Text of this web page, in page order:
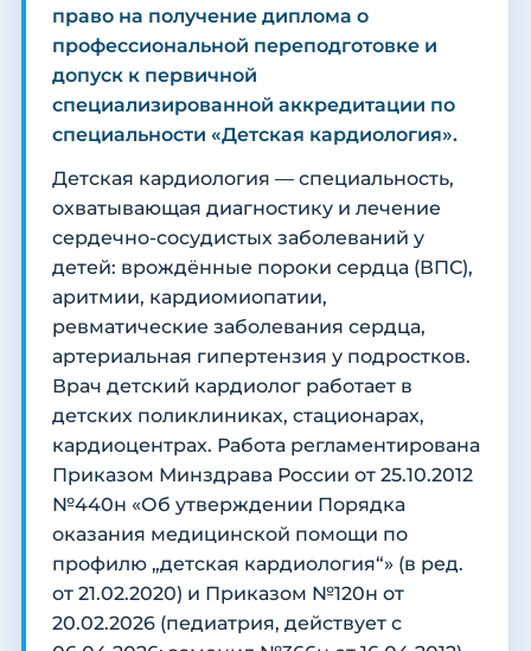
право на получение диплома о
профессиональной переподготовке и
допуск к первичной
специализированной аккредитации по
специальности «Детская кардиология».
Детская кардиология — специальность,
охватывающая диагностику и лечение
сердечно-сосудистых заболеваний у
детей: врождённые пороки сердца (ВПС),
аритмии, кардиомиопатии,
ревматические заболевания сердца,
артериальная гипертензия у подростков.
Врач детский кардиолог работает в
детских поликлиниках, стационарах,
кардиоцентрах. Работа регламентирована
Приказом Минздрава России от 25.10.2012
№440н «Об утверждении Порядка
оказания медицинской помощи по
профилю „детская кардиология“» (в ред.
от 21.02.2020) и Приказом №120н от
20.02.2026 (педиатрия, действует с